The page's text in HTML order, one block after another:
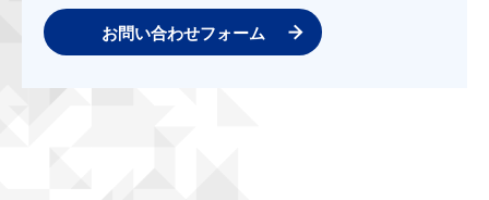
お問い合わせフォーム